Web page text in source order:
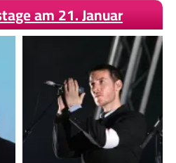
am 21. Januar